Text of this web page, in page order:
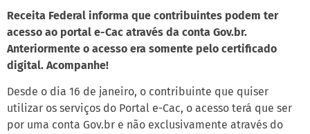
Receita Federal informa que contribuintes podem ter
acesso ao portal e-Cac através da conta Gov.br.
Anteriormente o acesso era somente pelo certificado
digital. Acompanhe!
Desde o dia 16 de janeiro, o contribuinte que quiser
utilizar os serviços do Portal e-Cac, o acesso terá que ser
por uma conta Gov.br e não exclusivamente através do